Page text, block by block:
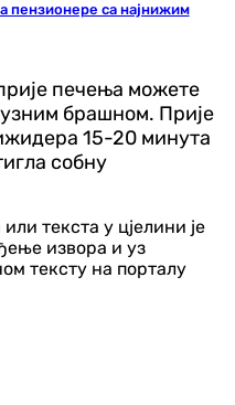
пензионере са најнижим
печења можете
брашном. Прије
15-20 минута
собну
текста у цјелини је
извора и уз
тексту на порталу